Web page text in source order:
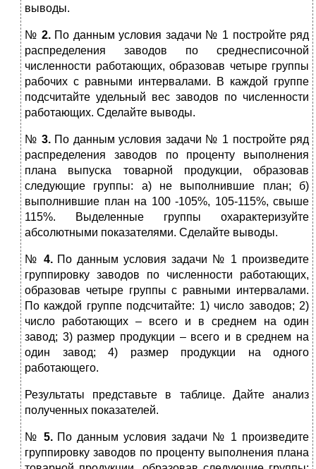
выводы.
№ 2. По данным условия задачи № 1 постройте ряд
распределения заводов по среднесписочной
численности работающих, образовав четыре группы
рабочих с равными интервалами. В каждой группе
подсчитайте удельный вес заводов по численности
работающих. Сделайте выводы.
№ 3. По данным условия задачи № 1 постройте ряд
распределения заводов по проценту выполнения
плана выпуска товарной продукции, образовав
следующие группы: а) не выполнившие план; б)
выполнившие план на 100 -105%, 105-115%, свыше
115%. Выделенные группы охарактеризуйте
абсолютными показателями. Сделайте выводы.
№ 4. По данным условия задачи № 1 произведите
группировку заводов по численности работающих,
образовав четыре группы с равными интервалами.
По каждой группе подсчитайте: 1) число заводов; 2)
число работающих – всего и в среднем на один
завод; 3) размер продукции – всего и в среднем на
один завод; 4) размер продукции на одного
работающего.
Результаты представьте в таблице. Дайте анализ
полученных показателей.
№ 5. По данным условия задачи № 1 произведите
группировку заводов по проценту выполнения плана